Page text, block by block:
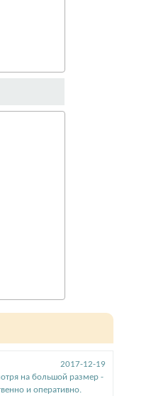
2017-12-19
на большой размер -
и оперативно.